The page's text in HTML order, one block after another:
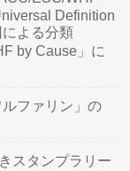
Definition
よる分類
by Cause」に
ファリン」の
スタンプラリー